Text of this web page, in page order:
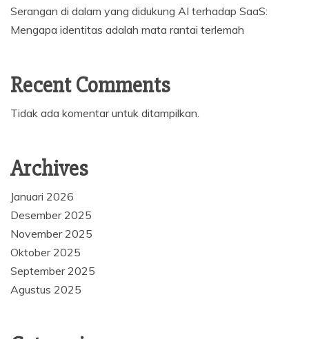
Serangan di dalam yang didukung AI terhadap SaaS:
Mengapa identitas adalah mata rantai terlemah
Recent Comments
Tidak ada komentar untuk ditampilkan.
Archives
Januari 2026
Desember 2025
November 2025
Oktober 2025
September 2025
Agustus 2025